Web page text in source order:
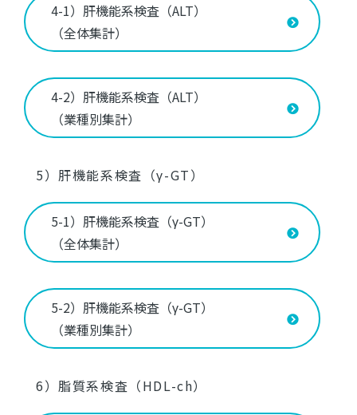
4-1）肝機能系検査（ALT）
（全体集計）
4-2）肝機能系検査（ALT）
（業種別集計）
5）肝機能系検査（γ-GT）
5-1）肝機能系検査（γ-GT）
（全体集計）
5-2）肝機能系検査（γ-GT）
（業種別集計）
6）脂質系検査（HDL-ch）